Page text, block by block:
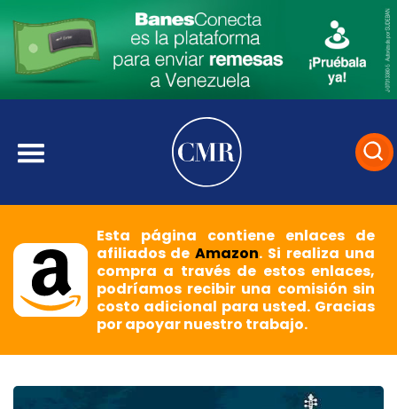
Esta página contiene enlaces de
afiliados deAmazon. Si realiza una
compra a través de estos enlaces,
podríamos recibir una comisión sin
costo adicional para usted. Gracias
por apoyar nuestro trabajo.